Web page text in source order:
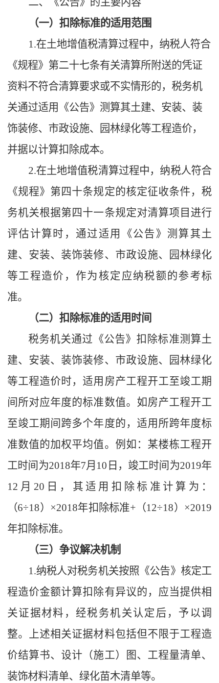
（一）扣除标准的适用范围
1.在土地增值税清算过程中，纳税人符合
《规程》 第二十七条有关清算所附送的凭证
资料不符合清算要求或不实情形的，税务机
关通过适用 《公告》 测算其土建、安装、装
饰装修、市政设施、园林绿化等工程造价，
并据以计算扣除成本。
2.在土地增值税清算过程中，纳税人符合
《规程》 第四十条规定的核定征收条件，税
务机关根据第四十一条规定对清算项目进行
评估计算时，通过适用
《公告》 测算其土
建、安装、装饰装修、市政设施、园林绿化
等工程造价，作为核定应纳税额的参考标
准。
（二）扣除标准的适用时间
税务机关通过《公告》扣除标准测算土
建、安装、装饰装修、市政设施、园林绿化
等工程造价时，适用房产工程开工至竣工期
间所对应年度的标准数值。如房产工程开工
至竣工期间跨多个年度的，适用所跨年度标
准数值的加权平均值。例如：某楼栋工程开
工时间为2018年7月10日，竣工时间为2019年
12月20日，其适用扣除标准计算为：
（6÷18）×2018年扣除标准+（12÷18）×2019
年扣除标准。
（三）争议解决机制
1.纳税人对税务机关按照《公告》核定工
程造价金额计算扣除有异议的，应当提供相
关证据材料，经税务机关认定后，予以调
整。上述相关证据材料包括但不限于工程造
价结算书、设计（施工）图、工程量清单、
装饰材料清单、绿化苗木清单等。